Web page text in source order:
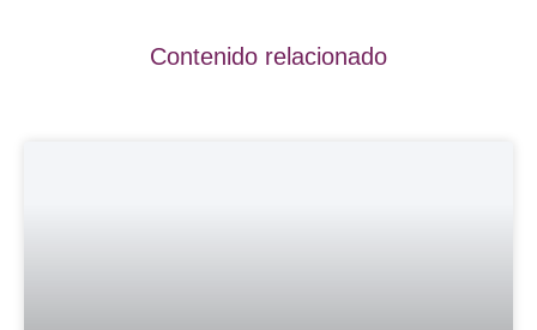
Contenido relacionado